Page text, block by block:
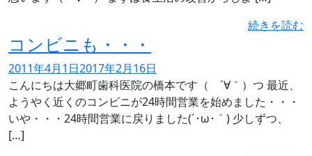
続きを読む
コンビニも・・・
2011年4月1日2017年2月16日
こんにちは大郷町歯科医院の橋本です（ ´∀｀）つ 最近、
ようやく近くのコンビニが24時間営業を始めました・・・
いや・・・24時間営業に戻りました(´･ω･｀) 少しずつ、
[…]